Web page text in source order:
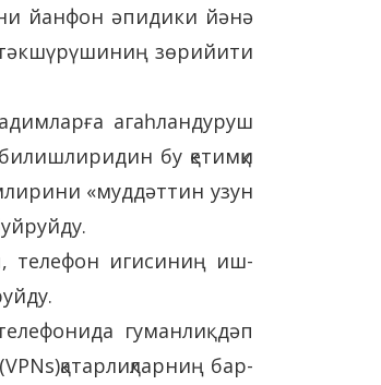
йанфон әпидики йәнә
зөрийити
агаһландуруш
бу қетимқи
«муддәттин узун
телефон игисиниң иш-
гуманлиқ дәп
бар-